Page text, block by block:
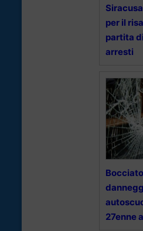
per il
partita
arresti
27enne